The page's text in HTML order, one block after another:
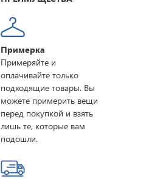
Примерка
Примеряйте и
оплачивайте только
подходящие товары. Вы
можете примерить вещи
перед покупкой и взять
лишь те, которые вам
подошли.